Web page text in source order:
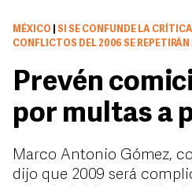
MÉXICO
SI SE CONFUNDE LA
CONFLICTOS DEL 2006 SE REPETIRÁN
Prevén
por multas a
Marco Antonio Gómez,
dijo que 2009 será